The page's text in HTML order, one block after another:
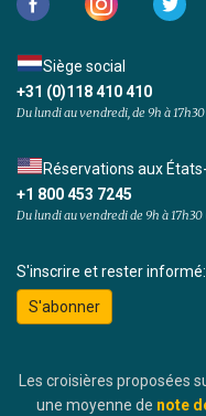
Siège social
+31 (0)118 410 410
Du lundi au vendredi, de 9h à
Réservations aux
+1 800 453 7245
Du lundi au vendredi de 9h à 17h30
S'inscrire et rester informé:
S'abonner
Les croisières proposées
une moyenne de note